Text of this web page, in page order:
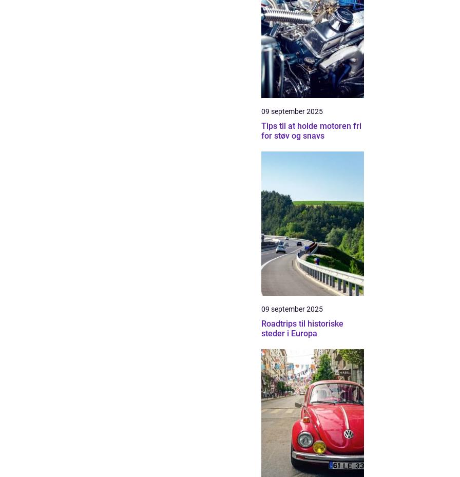
09 september 2025
Tips til at holde motoren fri
for støv og snavs
09 september 2025
Roadtrips til historiske
steder i Europa